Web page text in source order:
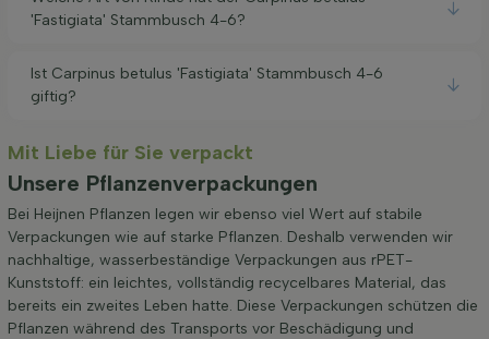
'Fastigiata' Stammbusch 4-6?
Ist Carpinus betulus 'Fastigiata' Stammbusch 4-6
giftig?
Mit Liebe für Sie verpackt
Unsere Pflanzenverpackungen
Bei Heijnen Pflanzen legen wir ebenso viel Wert auf stabile
Verpackungen wie auf starke Pflanzen. Deshalb verwenden wir
nachhaltige, wasserbeständige Verpackungen aus rPET-
Kunststoff: ein leichtes, vollständig recycelbares Material, das
bereits ein zweites Leben hatte. Diese Verpackungen schützen die
Pflanzen während des Transports vor Beschädigung und